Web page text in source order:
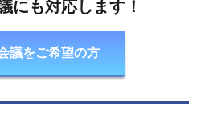
にも対応します！
議をご希望の方